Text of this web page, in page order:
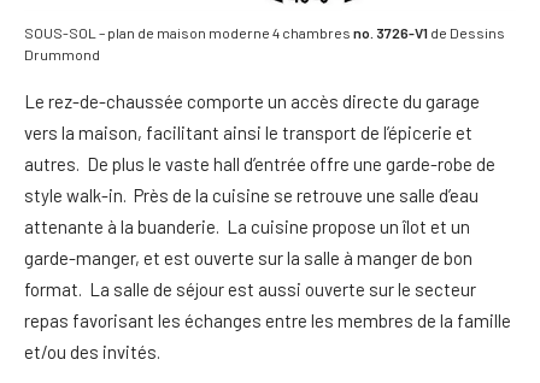
SOUS-SOL – plan de maison moderne 4 chambres no. 3726-V1 de Dessins
Drummond
Le rez-de-chaussée comporte un accès directe du garage
vers la maison, facilitant ainsi le transport de l’épicerie et
autres. De plus le vaste hall d’entrée offre une garde-robe de
style walk-in. Près de la cuisine se retrouve une salle d’eau
attenante à la buanderie. La cuisine propose un îlot et un
garde-manger, et est ouverte sur la salle à manger de bon
format. La salle de séjour est aussi ouverte sur le secteur
repas favorisant les échanges entre les membres de la famille
et/ou des invités.